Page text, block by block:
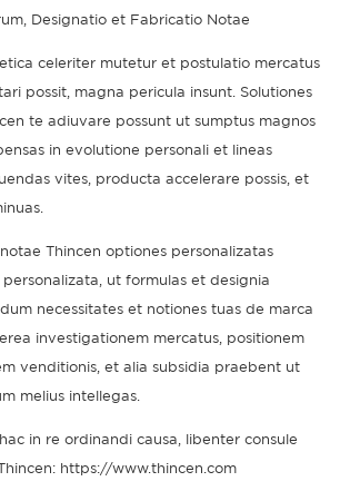
Designatio et Fabricatio Notae
celeriter mutetur et postulatio mercatus
possit, magna pericula insunt. Solutiones
te adiuvare possunt ut sumptus magnos
in evolutione personali et lineas
vites, producta accelerare possis, et
Thincen optiones personalizatas
ut formulas et designia
necessitates et notiones tuas de marca
investigationem mercatus, positionem
venditionis, et alia subsidia praebent ut
melius intellegas.
in re ordinandi causa, libenter consule
https://www.thincen.com